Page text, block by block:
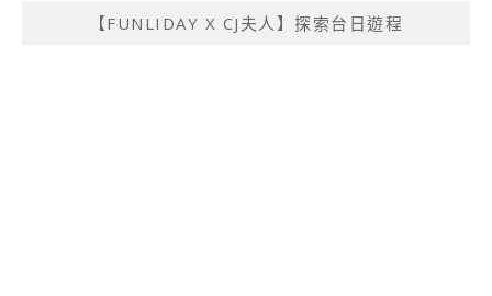
【FUNLIDAY X CJ夫人】探索台日遊程